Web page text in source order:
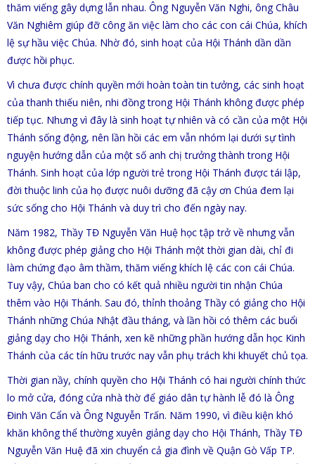
thăm viếng gây dựng lẫn nhau. Ông Nguyễn Văn Nghi, ông Châu
Văn Nghiêm giúp đỡ công ăn việc làm cho các con cái Chúa, khích
lệ sự hầu việc Chúa. Nhờ đó, sinh hoạt của Hội Thánh dần dần
được hồi phục.
Vì chưa được chính quyền mới hoàn toàn tin tưởng, các sinh hoạt
của thanh thiếu niên, nhi đồng trong Hội Thánh không được phép
tiếp tục. Nhưng vì đây là sinh hoạt tự nhiên và có cần của một Hội
Thánh sống động, nên lần hồi các em vẫn nhóm lại dưới sự tình
nguyện hướng dẫn của một số anh chị trưởng thành trong Hội
Thánh. Sinh hoạt của lớp người trẻ trong Hội Thánh được tái lập,
đời thuộc linh của họ được nuôi dưỡng đã cậy ơn Chúa đem lại
sức sống cho Hội Thánh và duy trì cho đến ngày nay.
Năm 1982, Thầy TĐ Nguyễn Văn Huệ học tập trở về nhưng vẫn
không được phép giảng cho Hội Thánh một thời gian dài, chỉ đi
làm chứng đạo âm thầm, thăm viếng khích lệ các con cái Chúa.
Tuy vậy, Chúa ban cho có kết quả nhiều người tin nhận Chúa
thêm vào Hội Thánh. Sau đó, thỉnh thoảng Thầy có giảng cho Hội
Thánh những Chúa Nhật đầu tháng, và lần hồi có thêm các buổi
giảng dạy cho Hội Thánh, xen kẽ những phần hướng dẫn học Kinh
Thánh của các tín hữu trước nay vẫn phụ trách khi khuyết chủ tọa.
Thời gian nầy, chính quyền cho Hội Thánh có hai người chính thức
lo mở cửa, đóng cửa nhà thờ để giáo dân tự hành lễ đó là Ông
Đinh Văn Cẩn và Ông Nguyễn Trấn. Năm 1990, vì điều kiện khó
khăn không thể thường xuyên giảng dạy cho Hội Thánh, Thầy TĐ
Nguyễn Văn Huệ đã xin chuyển cả gia đình về Quận Gò Vấp TP.